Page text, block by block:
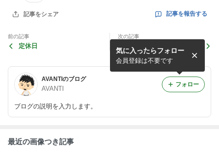
記事をシェア 記事を報告する
前の記事
定休日
次の記事
AVANTIのブログ
AVANTI
ブログの説明を入力します。
気に入ったらフォロー
会員登録は不要です
フォロー
最近の画像つき記事